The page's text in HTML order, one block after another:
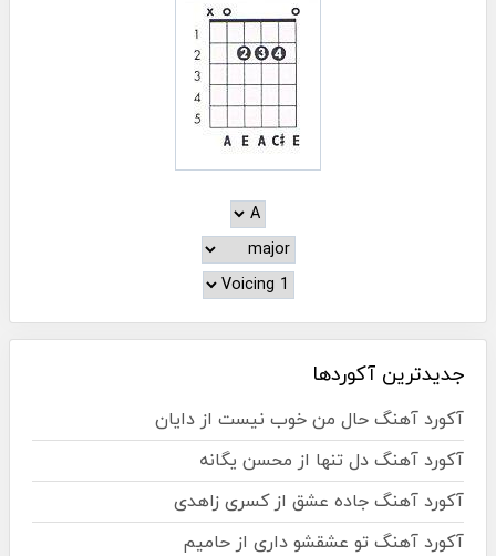
جدیدترین آکوردها
آکورد آهنگ حال من خوب نیست از دایان
آکورد آهنگ دل تنها از محسن یگانه
آکورد آهنگ جاده عشق از کسری زاهدی
آکورد آهنگ تو عشقشو داری از حامیم